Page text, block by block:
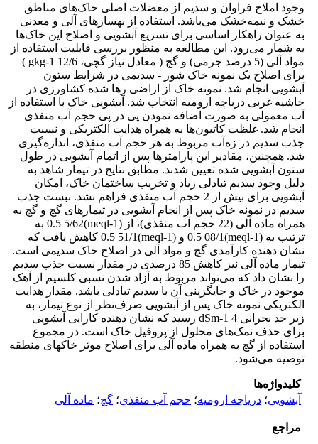
وجود املاح فراوان و سدیم از معضلات اصلی خاک‌های مناطق
خشک و نیمه‌خشک می‌باشد. استفاده از بهسازهای آلی و معدنی
به عنوان راهکار اساسی برای تسریع آبشویی و اصلاح این خاک‌ها
به شمار می‌رود. این مطالعه به منظور بررسی قابلیت استفاده از
مواد آلی (5 درصد جرمی) و گچ ( معادل نیاز گچی، gkg-1 12/6 )
برای اصلاح یک نمونه خاک شور - سدیمی در شرایط ستون
آبشویی انجام شد. نمونه خاک از اراضی رها شده‌ کشاورزی در
حاشیه غربی دریاچه ارومیه انتخاب شد. آبشویی خاک با استفاده از
آب معمولی به صورت اضافه نمودن پی در پی حجم آب منفذی
انجام شد. غلظت کاتیون‌ها به همراه هدایت الکتریکی و نسبت
جذب سدیم در زه‌آب مربوط به هر حجم آب منفذی، اندازه‌گیری
شد. همچنین، مقادیر این پارامترها پس از اتمام آبشویی در طول
ستون آبشویی شده تعیین شدند. مطابق نتایج در تیمار شاهد به
دلیل وجود سدیم تبادلی زیاد و تخریب ساختمان خاک، امکان
آبشویی برای بیش از 2 حجم آب منفذی فراهم نشد. نبست جذب
سدیم در نمونه‌ خاک پس از انجام آبشویی در تیمارهای گچ و گچ به
همراه ماده آلی (22 حجم آب منفذی)، از (meql-1)0.5 5/62 به
ترتیب به (meql-1)0.5 08/1 و (meql-1)0.5 51/1 کاهش یافت که
نشان دهنده کارآمدی گچ و مواد آلی در اصلاح خاک سدیمی است.
تیمار ماده آلی نیز کاهش 85 درصدی در مقدار نسبت جذب سدیم
را نشان داد که می‌تواند مربوط به آزاد شدن نسبی کلسیم از آهک
موجود در خاک و جایگزینی آن با سدیم تبادلی باشد. مقدار هدایت
الکتریکی نمونه خاک پس از آبشویی صرف‌نظر از نوع تیمار، به
زیر حد بحرانی dSm-1 4 رسید که نشان دهنده‌ کارایی آبشویی
برای حذف نمک‌های محلول از پروفیل خاک است. در مجموع
استفاده از گچ به همراه ماده آلی برای اصلاح موثر خاکهای منطقه
توصیه می‌شود.
کلیدواژه‌ها
آبشویی؛ دریاچه ارومیه؛ حجم آب منفذی؛ گچ؛ ماده آلی
مراجع